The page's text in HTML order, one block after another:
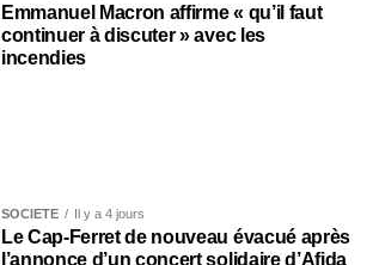
Emmanuel Macron affirme « qu’il faut
continuer à discuter » avec les
incendies
SOCIÉTÉ Il y a 4 jours
Le Cap-Ferret de nouveau évacué après
l’annonce d’un concert solidaire d’Afida